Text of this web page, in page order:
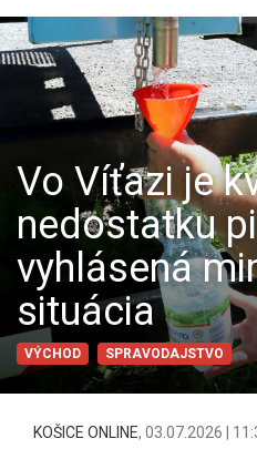
Vo Víťazi je
nedostatku
vyhlásená
situácia
VÝCHOD SPRAVODAJSTVO
KOŠICE ONLINE, 03.07.2026 |